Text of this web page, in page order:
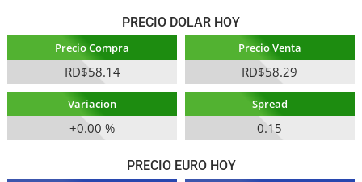
PRECIO DOLAR HOY
Precio Compra
RD$58.14
Precio Venta
RD$58.29
Variacion
+0.00 %
Spread
0.15
PRECIO EURO HOY